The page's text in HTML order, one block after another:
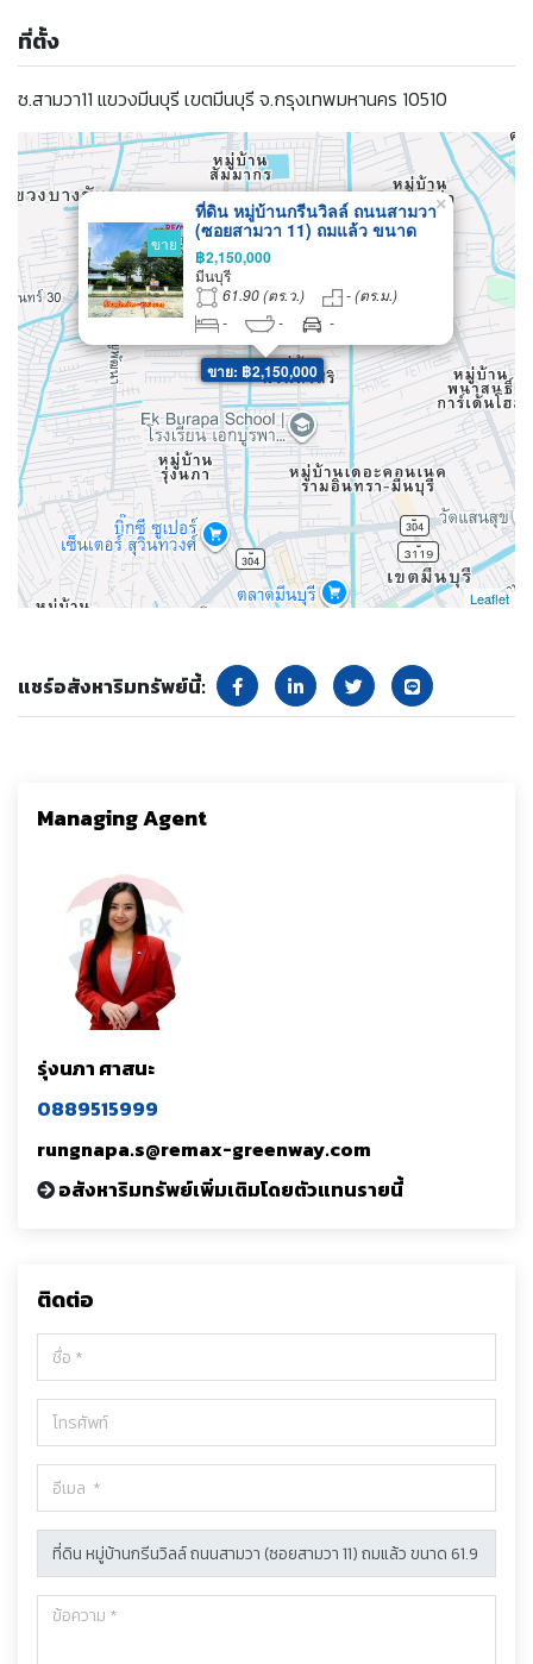
ที่ตั้ง
ซ.สามวา11 แขวงมีนบุรี เขตมีนบุรี จ.กรุงเทพมหานคร 10510
ขาย: ฿2,150,000
ขาย
ที่ดิน หมู่บ้านกรีนวิลล์ ถนนสามวา
(ซอยสามวา 11) ถมแล้ว ขนาด
61.9 ตร.ว.
฿2,150,000
มีนบุรี
61.90 (ตร.ว.)
- (ตร.ม.)
-
- -
×
Leaflet
แชร์อสังหาริมทรัพย์นี้:
Managing Agent
รุ่งนภา ศาสนะ
0889515999
rungnapa.s@remax-greenway.com
อสังหาริมทรัพย์เพิ่มเติมโดยตัวแทนรายนี้
ติดต่อ